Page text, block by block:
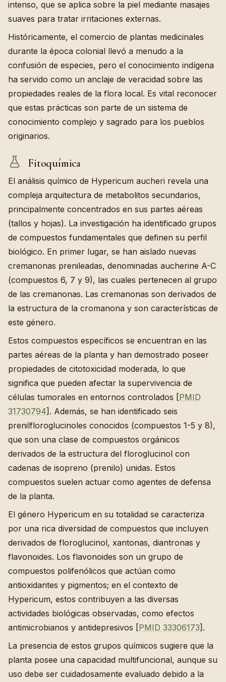
intenso, que se aplica sobre la piel mediante masajes
suaves para tratar irritaciones externas.
Históricamente, el comercio de plantas medicinales
durante la época colonial llevó a menudo a la
confusión de especies, pero el conocimiento indígena
ha servido como un anclaje de veracidad sobre las
propiedades reales de la flora local. Es vital reconocer
que estas prácticas son parte de un sistema de
conocimiento complejo y sagrado para los pueblos
originarios.
Fitoquímica
El análisis químico de Hypericum aucheri revela una
compleja arquitectura de metabolitos secundarios,
principalmente concentrados en sus partes aéreas
(tallos y hojas). La investigación ha identificado grupos
de compuestos fundamentales que definen su perfil
biológico. En primer lugar, se han aislado nuevas
cremanonas prenileadas, denominadas aucherine A-C
(compuestos 6, 7 y 9), las cuales pertenecen al grupo
de las cremanonas. Las cremanonas son derivados de
la estructura de la cromanona y son características de
este género.
Estos compuestos específicos se encuentran en las
partes aéreas de la planta y han demostrado poseer
propiedades de citotoxicidad moderada, lo que
significa que pueden afectar la supervivencia de
células tumorales en entornos controlados [PMID
31730794]. Además, se han identificado seis
prenilfloroglucinoles conocidos (compuestos 1-5 y 8),
que son una clase de compuestos orgánicos
derivados de la estructura del floroglucinol con
cadenas de isopreno (prenilo) unidas. Estos
compuestos suelen actuar como agentes de defensa
de la planta.
El género Hypericum en su totalidad se caracteriza
por una rica diversidad de compuestos que incluyen
derivados de floroglucinol, xantonas, diantronas y
flavonoides. Los flavonoides son un grupo de
compuestos polifenólicos que actúan como
antioxidantes y pigmentos; en el contexto de
Hypericum, estos contribuyen a las diversas
actividades biológicas observadas, como efectos
antimicrobianos y antidepresivos [PMID 33306173].
La presencia de estos grupos químicos sugiere que la
planta posee una capacidad multifuncional, aunque su
uso debe ser cuidadosamente evaluado debido a la